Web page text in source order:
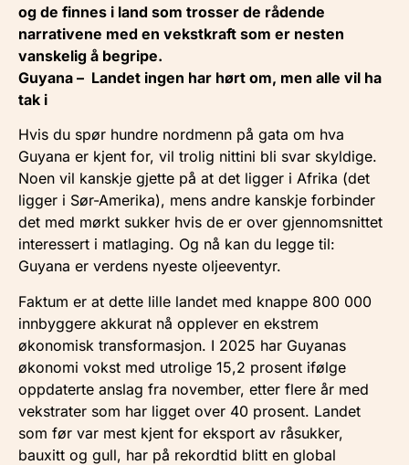
og de finnes i land som trosser de rådende
narrativene med en vekstkraft som er nesten
vanskelig å begripe.
Guyana – Landet ingen har hørt om, men alle vil ha
tak i
Hvis du spør hundre nordmenn på gata om hva
Guyana er kjent for, vil trolig nittini bli svar skyldige.
Noen vil kanskje gjette på at det ligger i Afrika (det
ligger i Sør-Amerika), mens andre kanskje forbinder
det med mørkt sukker hvis de er over gjennomsnittet
interessert i matlaging. Og nå kan du legge til:
Guyana er verdens nyeste oljeeventyr.
Faktum er at dette lille landet med knappe 800 000
innbyggere akkurat nå opplever en ekstrem
økonomisk transformasjon. I 2025 har Guyanas
økonomi vokst med utrolige 15,2 prosent ifølge
oppdaterte anslag fra november, etter flere år med
vekstrater som har ligget over 40 prosent. Landet
som før var mest kjent for eksport av råsukker,
bauxitt og gull, har på rekordtid blitt en global